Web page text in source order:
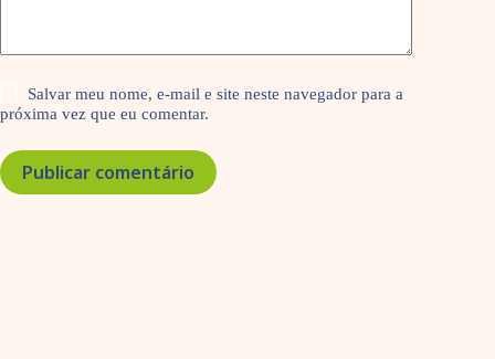
Salvar meu nome, e-mail e site neste navegador para a
próxima vez que eu comentar.
Publicar comentário